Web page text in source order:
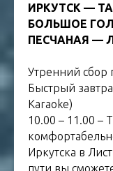
ИРКУТСК —
БОЛЬШОЕ
ПЕСЧАНАЯ —
Утренний сбор
Быстрый
Karaoke)
10.00 – 11.00 –
Иркутска в
пути вы